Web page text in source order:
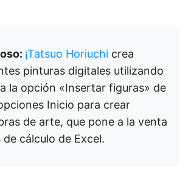
¡Tatsuo Horiuchi crea
pinturas digitales utilizando
la opción «Insertar figuras» de
Inicio para crear
de arte, que pone a la venta
cálculo de Excel.